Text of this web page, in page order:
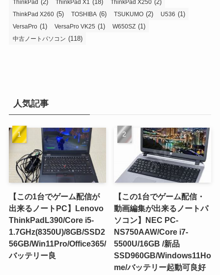
ThinkPad (2) ThinkPad X1 (18) ThinkPad X250 (2)
ThinkPad X260 (5) TOSHIBA (6) TSUKUMO (2) U536 (1)
VersaPro (1) VersaPro VK25 (1) W650SZ (1)
中古ノートパソコン (118)
人気記事
【この1台でゲーム配信が
出来るノートPC】Lenovo
ThinkPadL390/Core i5-
1.7GHz(8350U)/8GB/SSD2
56GB/Win11Pro/Office365/
バッテリー良
【この1台でゲーム配信・
動画編集が出来るノートパ
ソコン】NEC PC-
NS750AAW/Core i7-
5500U/16GB /新品
SSD960GB/Windows11Ho
me/バッテリー起動可良好